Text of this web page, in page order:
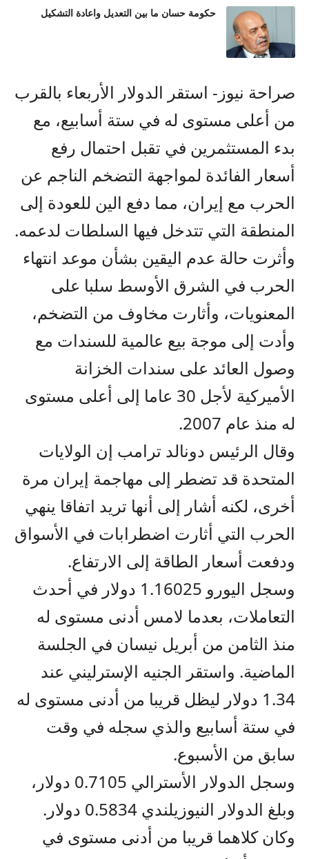
حكومة حسان ما بين التعديل واعادة التشكيل
صراحة نيوز- استقر الدولار الأربعاء بالقرب
من أعلى مستوى له في ستة أسابيع، مع
بدء المستثمرين في تقبل احتمال رفع
أسعار الفائدة لمواجهة التضخم الناجم عن
الحرب مع إيران، مما دفع الين للعودة إلى
المنطقة التي تتدخل فيها السلطات لدعمه.
وأثرت حالة عدم اليقين بشأن موعد انتهاء
الحرب في الشرق الأوسط سلبا على
المعنويات، وأثارت مخاوف من التضخم،
وأدت إلى موجة بيع عالمية للسندات مع
وصول العائد على سندات الخزانة
الأميركية لأجل 30 عاما إلى أعلى مستوى
له منذ عام 2007.
وقال الرئيس دونالد ترامب إن الولايات
المتحدة قد تضطر إلى مهاجمة إيران مرة
أخرى، لكنه أشار إلى أنها تريد اتفاقا ينهي
الحرب التي أثارت اضطرابات في الأسواق
ودفعت أسعار الطاقة إلى الارتفاع.
وسجل اليورو 1.16025 دولار في أحدث
التعاملات، بعدما لامس أدنى مستوى له
منذ الثامن من أبريل نيسان في الجلسة
الماضية. واستقر الجنيه الإسترليني عند
1.34 دولار ليظل قريبا من أدنى مستوى له
في ستة أسابيع والذي سجله في وقت
سابق من الأسبوع.
وسجل الدولار الأسترالي 0.7105 دولار،
وبلغ الدولار النيوزيلندي 0.5834 دولار.
وكان كلاهما قريبا من أدنى مستوى في